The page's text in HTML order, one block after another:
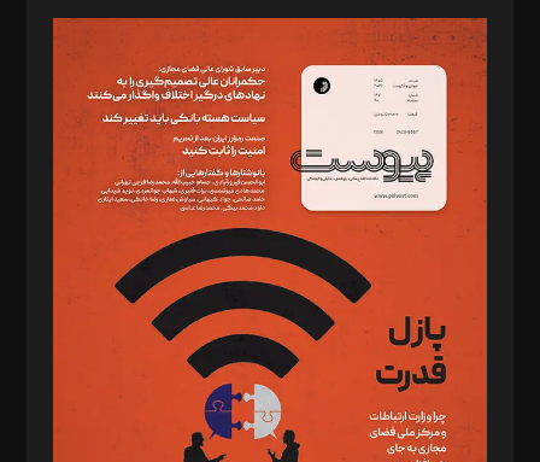
مدیر مسئول: محمدباقر اثنی‌عشری
سردبیر: مهرک محمودی
دبیر تحریریه: میثم قاسمی
د‌بیر ناداستان: سمانه سمیع
د‌بیر خدمت و تجارت: ابوالفضل رجبی
د‌بیر حقوق فناوری: حسام‌الدین ایپکچی
د‌بیر پیوست جهان: مینا پاکدل
د‌بیر تحریریه آنلاین: بابک نقاش
تحریریه‌: مجتبی محمود‌ی، آرش برهمند، یسنا امان‌پور، سروش کرمیان،
مصطفی مسجدی آرانی، ابوالفضل رجبی، زهرا فکرانه، فائزه فتحی
رستمی،مصطفی باستان
ویرایش: نگار استاد‌‌آقا
طراح یونیفرم: مجید توکلی